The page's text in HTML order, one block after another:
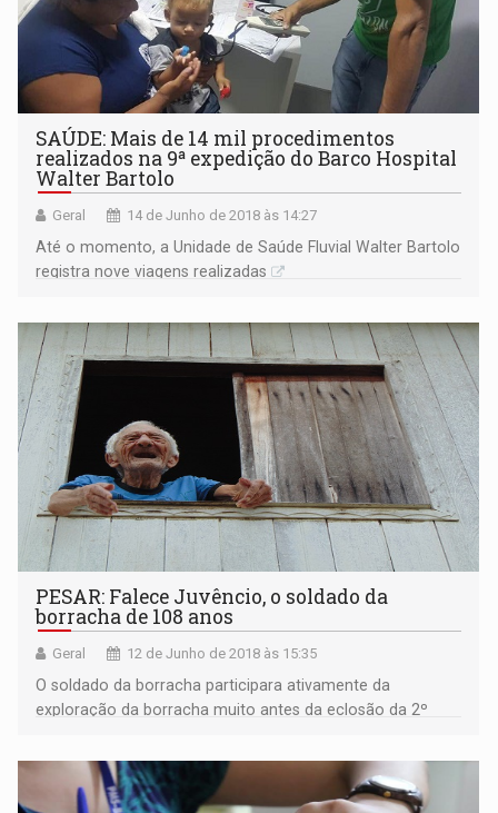
SAÚDE: Mais de 14 mil procedimentos
realizados na 9ª expedição do Barco Hospital
Walter Bartolo
Geral 14 de Junho de 2018 às 14:27
Até o momento, a Unidade de Saúde Fluvial Walter Bartolo
registra nove viagens realizadas
PESAR: Falece Juvêncio, o soldado da
borracha de 108 anos
Geral 12 de Junho de 2018 às 15:35
O soldado da borracha participara ativamente da
exploração da borracha muito antes da eclosão da 2º